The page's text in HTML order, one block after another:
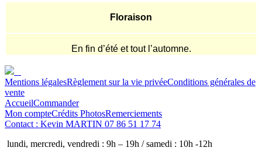
Floraison
En fin d’été et tout l’automne.
Mentions légalesRèglement sur la vie privéeConditions générales de
vente
AccueilCommander
Mon compteCrédits PhotosRemerciements
Contact : Kevin MARTIN 07 86 51 17 74
lundi, mercredi, vendredi : 9h – 19h / samedi : 10h -12h